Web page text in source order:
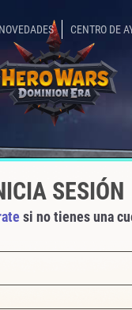
NOVEDADES CENTRO DE
SESIÓN
si no tienes una